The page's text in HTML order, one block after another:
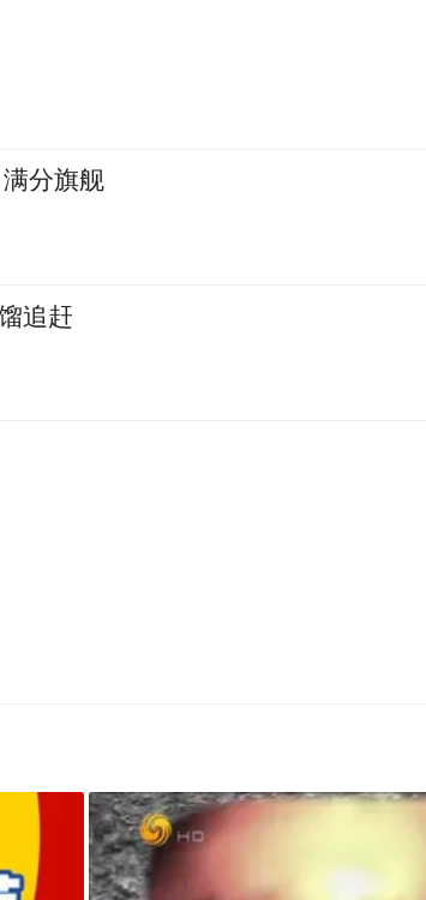
欧亚学院首支全AI制作官方宣传片
协同，AI深度参与了整个创作过程
分旗舰
追赶